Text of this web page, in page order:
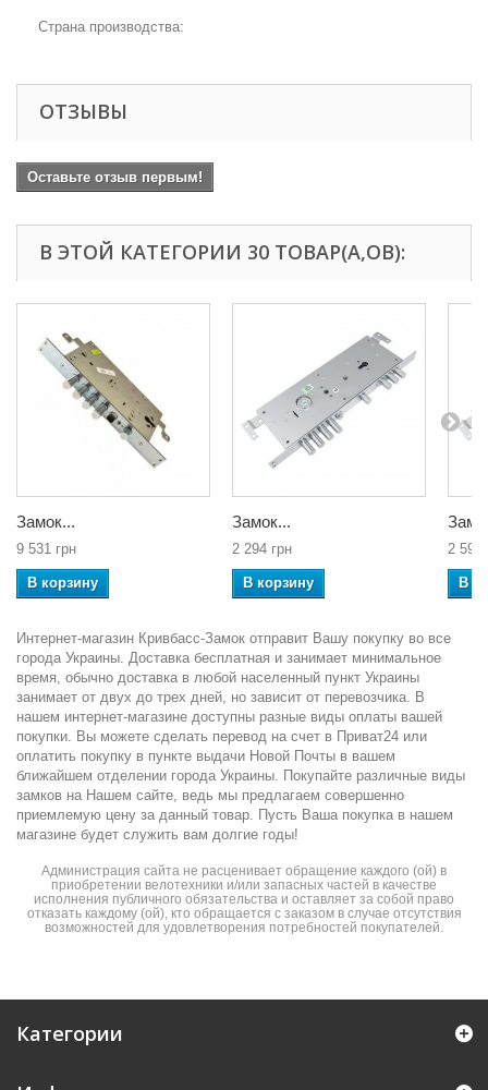
Страна производства:
ОТЗЫВЫ
Оставьте отзыв первым!
В ЭТОЙ КАТЕГОРИИ 30 ТОВАР(А,ОВ):
Замок...
9 531 грн
В корзину
Замок...
2 294 грн
В корзину
2 590
В
Интернет-магазин Кривбасс-Замок отправит Вашу покупку во все
города Украины. Доставка бесплатная и занимает минимальное
время, обычно доставка в любой населенный пункт Украины
занимает от двух до трех дней, но зависит от перевозчика. В
нашем интернет-магазине доступны разные виды оплаты вашей
покупки. Вы можете сделать перевод на счет в Приват24 или
оплатить покупку в пункте выдачи Новой Почты в вашем
ближайшем отделении города Украины. Покупайте различные виды
замков на Нашем сайте, ведь мы предлагаем совершенно
приемлемую цену за данный товар. Пусть Ваша покупка в нашем
магазине будет служить вам долгие годы!
Администрация сайта не расценивает обращение каждого (ой) в
приобретении велотехники и/или запасных частей в качестве
исполнения публичного обязательства и оставляет за собой право
отказать каждому (ой), кто обращается с заказом в случае отсутствия
возможностей для удовлетворения потребностей покупателей.
Категории